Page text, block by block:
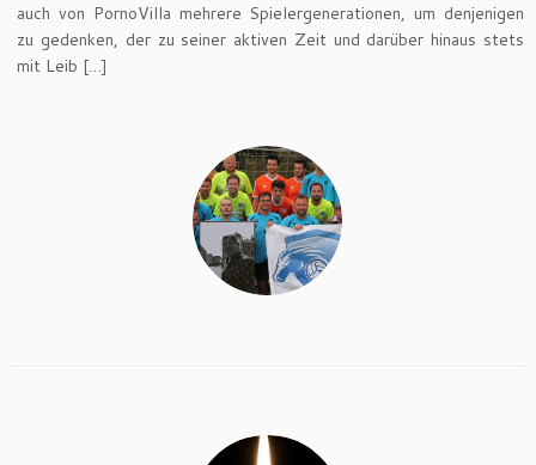
auch von PornoVilla mehrere Spielergenerationen, um denjenigen
zu gedenken, der zu seiner aktiven Zeit und darüber hinaus stets
mit Leib […]